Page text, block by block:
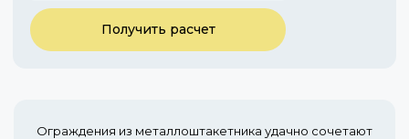
Получить расчет
Ограждения из металлоштакетника удачно сочетают